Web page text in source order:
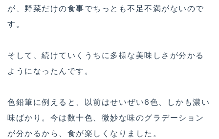
が、野菜だけの食事でちっとも不足不満がないので
す。
そして、続けていくうちに多様な美味しさが分かる
ようになったんです。
色鉛筆に例えると、以前はせいぜい6色、しかも濃い
味ばかり。今は数十色、微妙な味のグラデーション
が分かるから、食が楽しくなりました。